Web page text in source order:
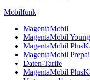
Mobilfunk
MagentaMobil
MagentaMobil Young
MagentaMobil
MagentaMobil
Daten-Tarife
MagentaMobil